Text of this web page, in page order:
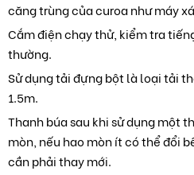
căng trùng của curoa như máy
Cắm điện chạy thử, kiểm tra
thường.
Sử dụng tải đựng bột là loại tải
1.5m.
Thanh búa sau khi sử dụng một
mòn, nếu hao mòn ít có thể đổi
cần phải thay mới.